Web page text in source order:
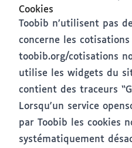
Cookies
Toobib n’utilisent pas
concerne les cotisations
toobib.org/cotisations
utilise les widgets du
contient des traceurs
Lorsqu'un service
par Toobib les cookies
systématiquement